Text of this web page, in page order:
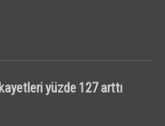
yüzde 127 arttı